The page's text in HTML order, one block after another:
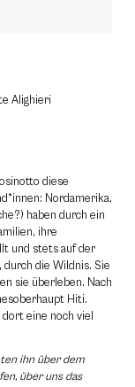
Alighieri
diese
Nordamerika,
haben durch ein
ihre
und stets auf der
durch die Wildnis. Sie
sie überleben. Nach
Hiti.
eine noch viel
ihn über dem
über uns das